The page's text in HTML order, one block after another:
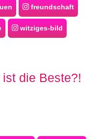
freundschaft
witziges-bild
die Beste?!